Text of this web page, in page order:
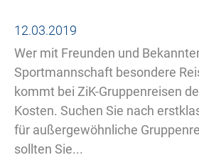
12.03.2019
Wer mit Freunden und
Sportmannschaft besondere
kommt bei ZiK-Gruppenreisen
Kosten. Suchen Sie nach
für außergewöhnliche
sollten Sie...